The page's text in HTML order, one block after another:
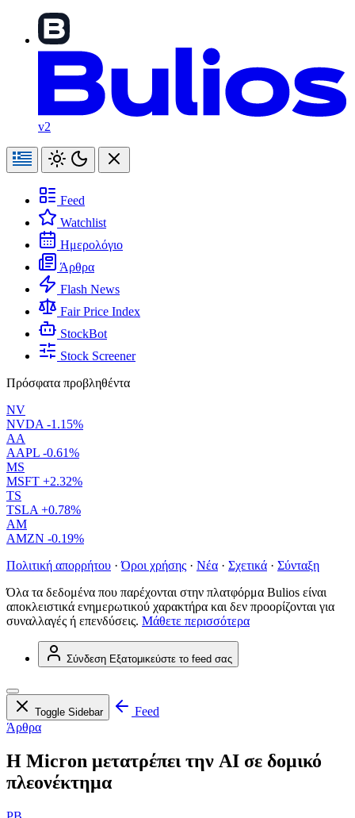
v2
Feed
Watchlist
Ημερολόγιο
Άρθρα
Flash News
Fair Price Index
StockBot
Stock Screener
Πρόσφατα προβληθέντα
NV
NVDA -1.15%
AA
AAPL -0.61%
MS
MSFT +2.32%
TS
TSLA +0.78%
AM
AMZN -0.19%
Πολιτική απορρήτου · Όροι χρήσης · Νέα · Σχετικά · Σύνταξη
Όλα τα δεδομένα που παρέχονται στην πλατφόρμα Bulios είναι
αποκλειστικά ενημερωτικού χαρακτήρα και δεν προορίζονται για
συναλλαγές ή επενδύσεις. Μάθετε περισσότερα
Σύνδεση Εξατομικεύστε το feed σας
Toggle Sidebar
Feed
Άρθρα
Η Micron μετατρέπει την AI σε δομικό
πλεονέκτημα